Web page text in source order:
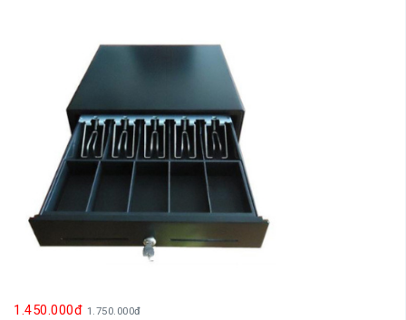
1.450.000đ 1.750.000đ